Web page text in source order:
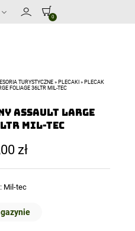
0
TURYSTYCZNE» PLECAKI » PLECAK
FOLIAGE 36LTR MIL-TEC
Assault Large
MIL-TEC
zł
Mil-tec